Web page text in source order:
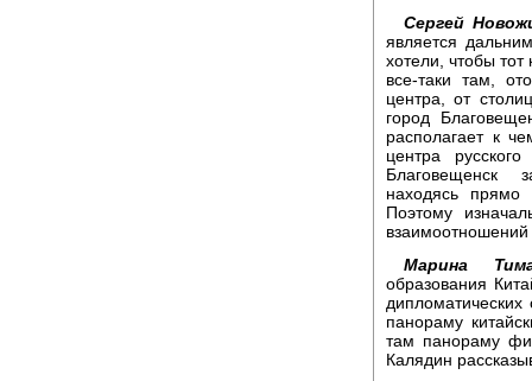
Сергей
является
хотели, чтобы
все-таки там,
центра, от
город
располагает к
центра
Благовещенск
находясь прямо
Поэтому
взаимоотношений
Марина
образования
панораму
там панораму
Калядин